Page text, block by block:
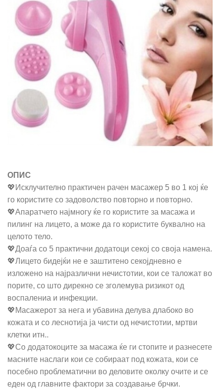
ОПИС
💖Исклучително практичен рачен масажер 5 во 1 кој ќе
го користите со задоволство повторно и повторно.
💖Апаратчето најмногу ќе го користите за масажа и
пилинг на лицето, а може да го користите буквално на
целото тело.
💖Доаѓа со 5 практични додатоци секој со своја намена.
💖Лицето бидејќи не е заштитено секојдневно е
изложено на најразлични нечистотии, кои се таложат во
порите, со што дирекно се зголемува ризикот од
воспалениа и инфекции.
💖Масажерот за нега и убавина делува длабоко во
кожата и со леснотија ја чисти од нечистотии, мртви
клетки итн..
💖Со додатокоците за масажа ќе ги стопите и разнесете
масните наслаги кои се собираат под кожата, кои се
посебно проблематични во деловите околку очите и се
еден од главните фактори за создавање брчки.